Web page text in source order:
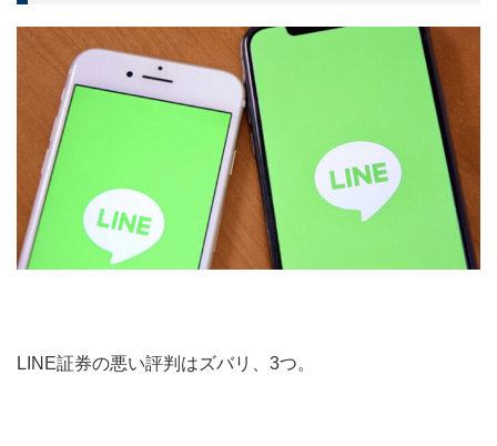
LINE証券の悪い評判はズバリ、3つ。